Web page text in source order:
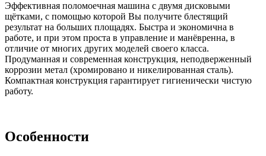
Эффективная поломоечная машина с двумя дисковыми
щётками, с помощью которой Вы получите блестящий
результат на больших площадях. Быстра и экономична в
работе, и при этом проста в управление и манёвренна, в
отличие от многих других моделей своего класса.
Продуманная и современная конструкция, неподверженный
коррозии метал (хромировано и никелированная сталь).
Компактная конструкция гарантирует гигиенически чистую
работу.
Особенности